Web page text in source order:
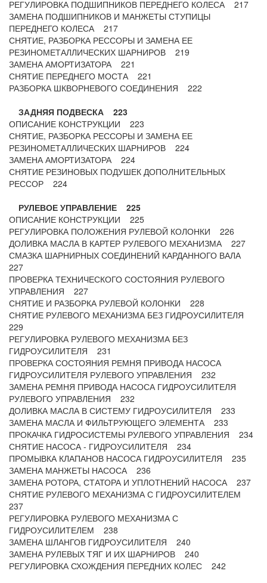
РЕГУЛИРОВКА ПОДШИПНИКОВ ПЕРЕДНЕГО КОЛЕСА 217
ЗАМЕНА ПОДШИПНИКОВ И МАНЖЕТЫ СТУПИЦЫ
ПЕРЕДНЕГО КОЛЕСА 217
СНЯТИЕ, РАЗБОРКА РЕССОРЫ И ЗАМЕНА ЕЕ
РЕЗИНОМЕТАЛЛИЧЕСКИХ ШАРНИРОВ 219
ЗАМЕНА АМОРТИЗАТОРА 221
СНЯТИЕ ПЕРЕДНЕГО МОСТА 221
РАЗБОРКА ШКВОРНЕВОГО СОЕДИНЕНИЯ 222
ЗАДНЯЯ ПОДВЕСКА 223
ОПИСАНИЕ КОНСТРУКЦИИ 223
СНЯТИЕ, РАЗБОРКА РЕССОРЫ И ЗАМЕНА ЕЕ
РЕЗИНОМЕТАЛЛИЧЕСКИХ ШАРНИРОВ 224
ЗАМЕНА АМОРТИЗАТОРА 224
СНЯТИЕ РЕЗИНОВЫХ ПОДУШЕК ДОПОЛНИТЕЛЬНЫХ
РЕССОР 224
РУЛЕВОЕ УПРАВЛЕНИЕ 225
ОПИСАНИЕ КОНСТРУКЦИИ 225
РЕГУЛИРОВКА ПОЛОЖЕНИЯ РУЛЕВОЙ КОЛОНКИ 226
ДОЛИВКА МАСЛА В КАРТЕР РУЛЕВОГО МЕХАНИЗМА 227
СМАЗКА ШАРНИРНЫХ СОЕДИНЕНИЙ КАРДАННОГО ВАЛА
227
ПРОВЕРКА ТЕХНИЧЕСКОГО СОСТОЯНИЯ РУЛЕВОГО
УПРАВЛЕНИЯ 227
СНЯТИЕ И РАЗБОРКА РУЛЕВОЙ КОЛОНКИ 228
СНЯТИЕ РУЛЕВОГО МЕХАНИЗМА БЕЗ ГИДРОУСИЛИТЕЛЯ
229
РЕГУЛИРОВКА РУЛЕВОГО МЕХАНИЗМА БЕЗ
ГИДРОУСИЛИТЕЛЯ 231
ПРОВЕРКА СОСТОЯНИЯ РЕМНЯ ПРИВОДА НАСОСА
ГИДРОУСИЛИТЕЛЯ РУЛЕВОГО УПРАВЛЕНИЯ 232
ЗАМЕНА РЕМНЯ ПРИВОДА НАСОСА ГИДРОУСИЛИТЕЛЯ
РУЛЕВОГО УПРАВЛЕНИЯ 232
ДОЛИВКА МАСЛА В СИСТЕМУ ГИДРОУСИЛИТЕЛЯ 233
ЗАМЕНА МАСЛА И ФИЛЬТРУЮЩЕГО ЭЛЕМЕНТА 233
ПРОКАЧКА ГИДРОСИСТЕМЫ РУЛЕВОГО УПРАВЛЕНИЯ 234
СНЯТИЕ НАСОСА - ГИДРОУСИЛИТЕЛЯ 234
ПРОМЫВКА КЛАПАНОВ НАСОСА ГИДРОУСИЛИТЕЛЯ 235
ЗАМЕНА МАНЖЕТЫ НАСОСА 236
ЗАМЕНА РОТОРА, СТАТОРА И УПЛОТНЕНИЙ НАСОСА 237
СНЯТИЕ РУЛЕВОГО МЕХАНИЗМА С ГИДРОУСИЛИТЕЛЕМ
237
РЕГУЛИРОВКА РУЛЕВОГО МЕХАНИЗМА С
ГИДРОУСИЛИТЕЛЕМ 238
ЗАМЕНА ШЛАНГОВ ГИДРОУСИЛИТЕЛЯ 240
ЗАМЕНА РУЛЕВЫХ ТЯГ И ИХ ШАРНИРОВ 240
РЕГУЛИРОВКА СХОЖДЕНИЯ ПЕРЕДНИХ КОЛЕС 242